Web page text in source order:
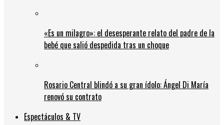
«Es un milagro»: el desesperante relato del padre de la
bebé que salió despedida tras un choque
Rosario Central blindó a su gran ídolo: Ángel Di María
renovó su contrato
Espectáculos & TV